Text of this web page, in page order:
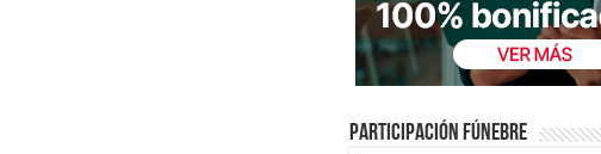
Participación fúnebre